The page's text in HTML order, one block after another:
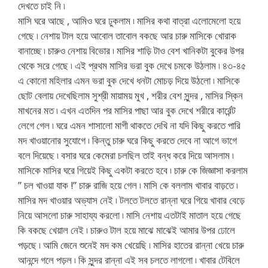
দেখতে চাই নি ৷
মাসি ঘরে আছে , আমিও ঘরে ঢুকলাম ৷ মাসির কথা বাত্রা এলোমেলো হয়ে
গেছে ৷ নেশায় টাল হয়ে আবোল তাবোল বকছে আর চারু মাসিকে খোরাক
বানাচ্ছে ৷ চারুও নেশায় বিভোর ৷ মাসির শাড়ি টাও বেশ খানিকটা বুকের উপর
থেকে সরে গেছে ৷ এই প্রথম মাসির ভরা বুক দেখে চমকে উঠলাম ৷ ৪৩-৪৫
এ কোনো মহিলার এমন ভরা বুক দেখে ধনটা মোচড় দিয়ে উঠলো ৷ মাসিকে
ছোট বেলায় দেখেছিলাম সুশ্রী মায়াময় মুখ , শরীর বেশ সুন্দর , মাসির স্কিন
মাখনের মত ৷ এখন এতদিন পর মাসির পাছা আর বুক দেখে শরীরে কার্রেন্ট
লেগে গেল ৷ ঘরে এমন শাসালো মাগী থাকতে দেখি না যদি কিছু করতে পারি
মদ খাওয়ানোর সুযোগে ৷ কিন্তু চারু ঘরে কিছু করতে দেবে না আগে ভাগে
বলে দিয়েছে ৷ বসার ঘরে কেমেরা চলছিল তাই বন্ধ করে দিয়ে আসলাম ৷
মাসিকে মাসির ঘরে গিয়েই কিছু একটা করতে হবে ৷ চারু কে জিজ্ঞাসা করলাম
” চল খাওয়া যাক !” চারু রাজি হয়ে গেল ৷ মাসি কে বললাম খাবার বাড়তে ৷
মাসির মদ খাওয়ার অভ্যাস নেই ৷ টলতে টলতে রান্না ঘরে গিয়ে খাবার বেড়ে
নিয়ে আসলো চারু সাহায্য করলো ৷ মাসি নেশায় এতটাই মাতাল হয়ে গেছে
কি বকছে খেয়াল নেই ৷ চারুও টাল হয়ে মাঝে মাঝেই আমার উপর ঢোলে
পড়ছে ৷ আমি জেনে শুনেই মদ কম খেয়েছি ৷ মাসির হাতের রান্না খেয়ে চারু
আনন্দে গলে পড়ল ৷ কি সুন্দর রান্না এই সব চলতে লাগলো ৷ খাবার টেবিলে